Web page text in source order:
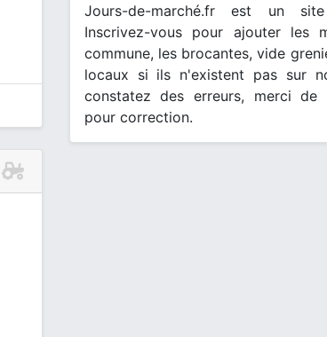
Jours-de-marché.fr est un site
Inscrivez-vous pour ajouter les
commune, les brocantes, vide
locaux si ils n'existent pas sur
constatez des erreurs, merci de
pour correction.